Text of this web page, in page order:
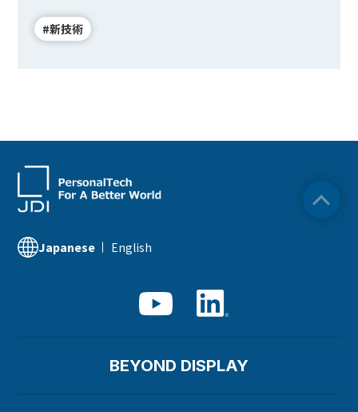
#新技術
Japanese English
BEYOND DISPLAY